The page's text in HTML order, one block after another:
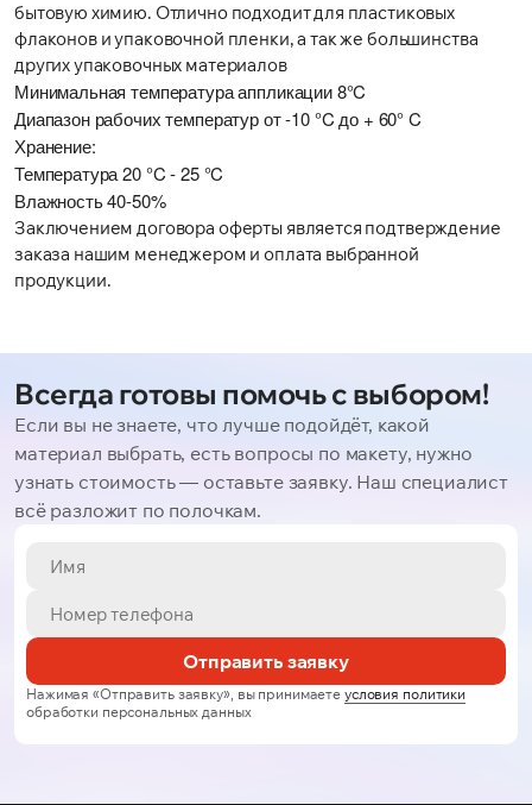
бытовую химию. Отлично подходит для пластиковых
флаконов и упаковочной пленки, а так же большинства
других упаковочных материалов
Минимальная температура аппликации 8°C
Диапазон рабочих температур от -10 °C до + 60° C
Хранение:
Температура 20 °C - 25 °C
Влажность 40-50%
Заключением договора оферты является подтверждение
заказа нашим менеджером и оплата выбранной
продукции.
Всегда готовы помочь с выбором!
Если вы не знаете, что лучше подойдёт, какой
материал выбрать, есть вопросы по макету, нужно
узнать стоимость — оставьте заявку. Наш специалист
всё разложит по полочкам.
Отправить заявку
Нажимая «Отправить заявку», вы принимаете условия политики
обработки персональных данных